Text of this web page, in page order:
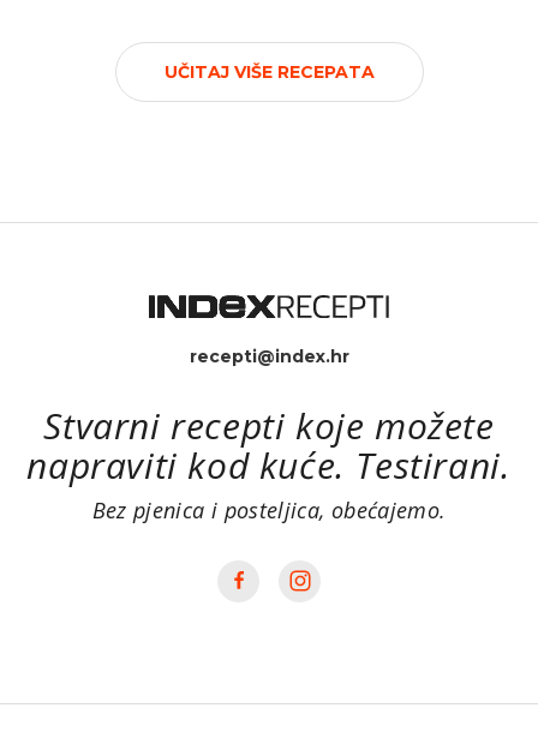
UČITAJ VIŠE RECEPATA
recepti@index.hr
Stvarni recepti koje možete
napraviti kod kuće. Testirani.
Bez pjenica i posteljica, obećajemo.